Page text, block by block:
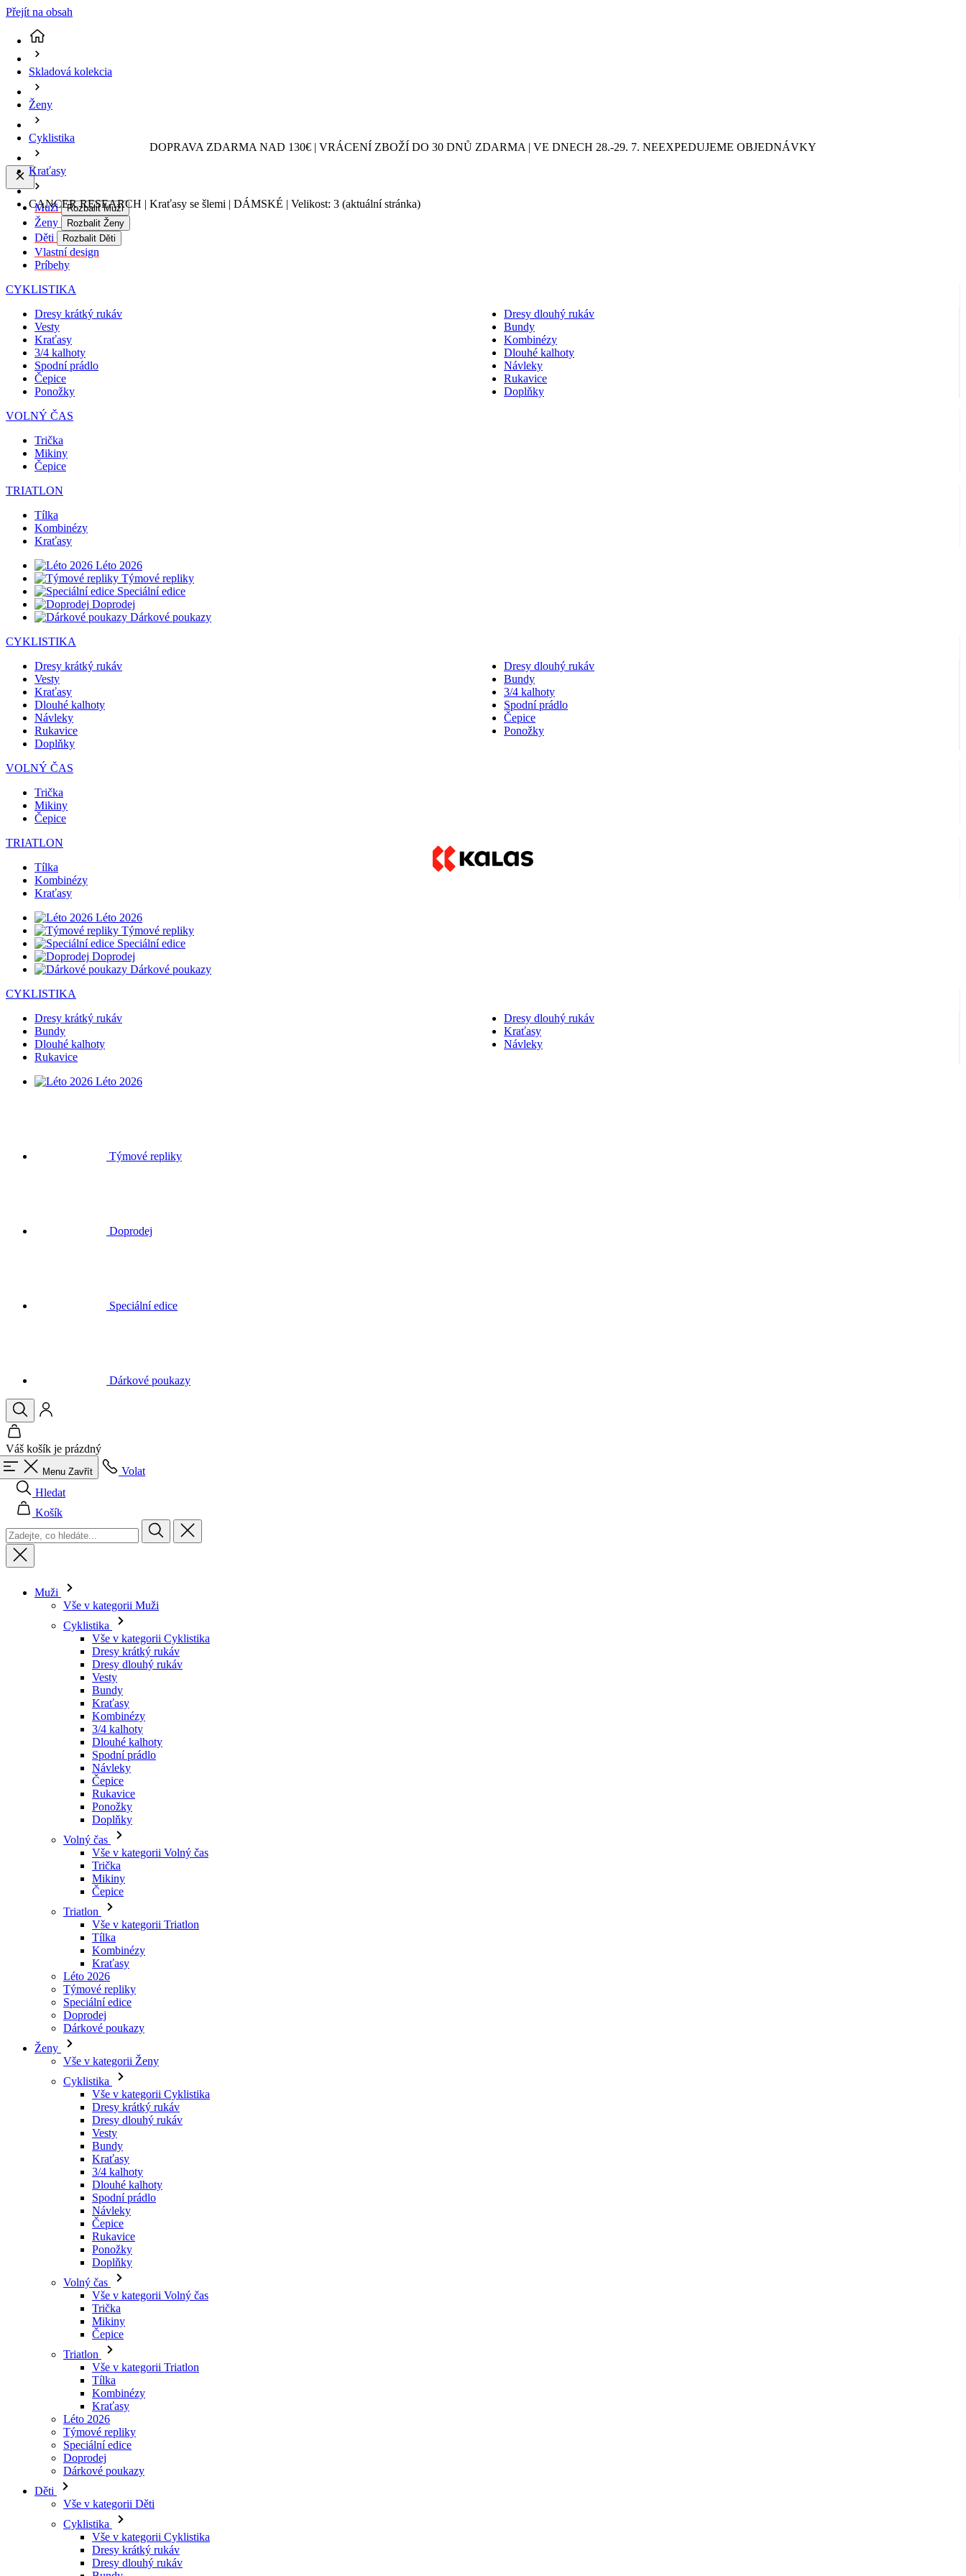
Přejít na obsah
DOPRAVA ZDARMA NAD 130€ | VRÁCENÍ ZBOŽÍ DO 30 DNŮ ZDARMA | VE DNECH 28.-29. 7. NEEXPEDUJEME OBJEDNÁVKY
Muži Rozbalit Muži
Ženy Rozbalit Ženy
Děti Rozbalit Děti
Vlastní design
Príbehy
CYKLISTIKA
Dresy krátký rukáv
Dresy dlouhý rukáv
Vesty
Bundy
Kraťasy
Kombinézy
3/4 kalhoty
Dlouhé kalhoty
Spodní prádlo
Návleky
Čepice
Rukavice
Ponožky
Doplňky
VOLNÝ ČAS
Trička
Mikiny
Čepice
TRIATLON
Tílka
Kombinézy
Kraťasy
Léto 2026
Týmové repliky
Speciální edice
Doprodej
Dárkové poukazy
CYKLISTIKA
Dresy krátký rukáv
Dresy dlouhý rukáv
Vesty
Bundy
Kraťasy
3/4 kalhoty
Dlouhé kalhoty
Spodní prádlo
Návleky
Čepice
Rukavice
Ponožky
Doplňky
VOLNÝ ČAS
Trička
Mikiny
Čepice
TRIATLON
Tílka
Kombinézy
Kraťasy
Léto 2026
Týmové repliky
Speciální edice
Doprodej
Dárkové poukazy
CYKLISTIKA
Dresy krátký rukáv
Dresy dlouhý rukáv
Bundy
Kraťasy
Dlouhé kalhoty
Návleky
Rukavice
Léto 2026
Váš košík je prázdný
Menu
Košík
Muži
Vše v kategorii Muži
Dresy dlouhý rukáv
Vesty
Bundy
Kraťasy
Kombinézy
3/4 kalhoty
Dlouhé kalhoty
Spodní prádlo
Návleky
Čepice
Rukavice
Ponožky
Doplňky
Volný čas
Vše v kategorii Volný čas
Trička
Mikiny
Čepice
Triatlon
Vše v kategorii Triatlon
Tílka
Kombinézy
Kraťasy
Léto 2026
Týmové repliky
Speciální edice
Doprodej
Dárkové poukazy
Ženy
Vše v kategorii Ženy
Cyklistika
Vše v kategorii Cyklistika
Dresy dlouhý rukáv
Vesty
Bundy
Kraťasy
3/4 kalhoty
Dlouhé kalhoty
Spodní prádlo
Návleky
Čepice
Rukavice
Ponožky
Doplňky
Volný čas
Vše v kategorii Volný čas
Trička
Mikiny
Čepice
Triatlon
Vše v kategorii Triatlon
Tílka
Kombinézy
Kraťasy
Léto 2026
Týmové repliky
Speciální edice
Doprodej
Dárkové poukazy
Děti
Vše v kategorii Děti
Cyklistika
Vše v kategorii Cyklistika
Dresy dlouhý rukáv
Bundy
Kraťasy
Dlouhé kalhoty
Návleky
Rukavice
Skladová kolekcia
Ženy
Cyklistika
Kraťasy
CANCER RESEARCH | Kraťasy se šlemi | DÁMSKÉ | Velikost: 3 (aktuální stránka)